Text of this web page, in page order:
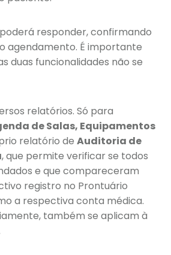
poderá responder, confirmando
agendamento. É importante
duas funcionalidades não se
relatórios. Só para
de Salas, Equipamentos
relatório de Auditoria de
, que permite verificar se todos
e que compareceram
registro no Prontuário
a respectiva conta médica.
também se aplicam à